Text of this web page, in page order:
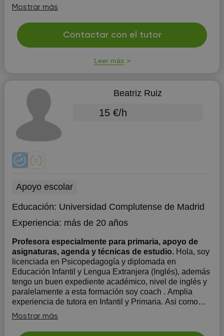
muy comunicativa.
Mostrar más
Contactar con el tutor
Leer más
Beatriz Ruiz
15 €/h
Apoyo escolar
Educación: Universidad Complutense de Madrid
Experiencia: más de 20 años
Profesora especialmente para primaria, apoyo de
asignaturas, agenda y técnicas de estudio. Hola, soy
licenciada en Psicopedagogía y diplomada en
Educación Infantil y Lengua Extranjera (Inglés), además
tengo un buen expediente académico, nivel de inglés y
paralelamente a esta formación soy coach . Amplia
experiencia de tutora en Infantil y Primaria. Asi como
Orientadora de Ed. Infantil. Co...
Mostrar más